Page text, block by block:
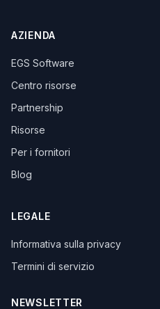
AZIENDA
EGS Software
Centro risorse
Partnership
Risorse
Per i fornitori
Blog
LEGALE
Informativa sulla privacy
Termini di servizio
NEWSLETTER